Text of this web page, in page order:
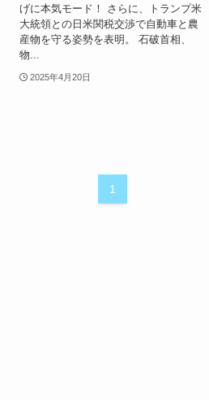
げに本気モード！ さらに、トランプ米
大統領との日米関税交渉で自動車と農
産物を守る姿勢を表明。 石破首相、
物...
2025年4月20日
1